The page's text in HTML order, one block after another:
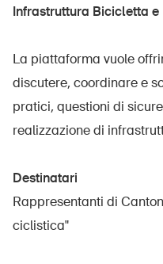
Infrastruttura Bicicletta e
La piattaforma vuole
discutere, coordinare e
pratici, questioni di
realizzazione di
Destinatari
Rappresentanti di
ciclistica"